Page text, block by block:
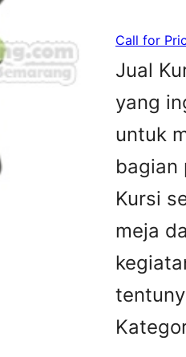
Call for
Jual
yang
untuk
bagian
Kursi
meja